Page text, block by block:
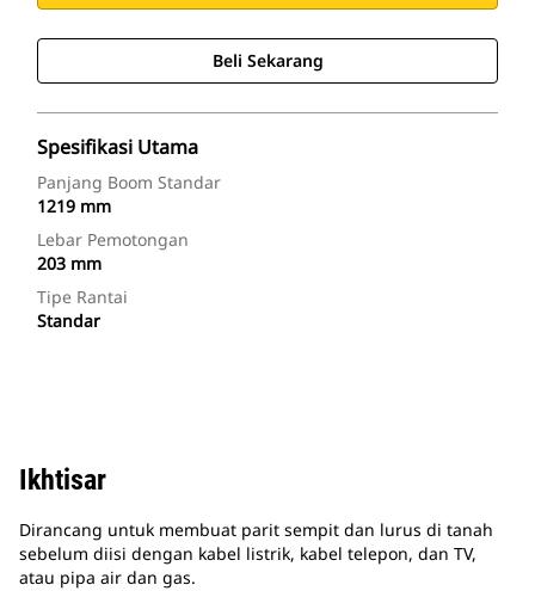
Beli Sekarang
Spesifikasi Utama
Panjang Boom Standar
1219 mm
Lebar Pemotongan
203 mm
Tipe Rantai
Standar
Ikhtisar
Dirancang untuk membuat parit sempit dan lurus di tanah
sebelum diisi dengan kabel listrik, kabel telepon, dan TV,
atau pipa air dan gas.